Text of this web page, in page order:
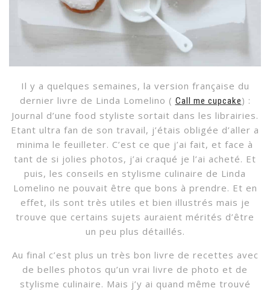
Il y a quelques semaines, la version française du
dernier livre de Linda Lomelino ( Call me cupcake) :
Journal d’une food styliste sortait dans les librairies.
Etant ultra fan de son travail, j’étais obligée d’aller a
minima le feuilleter. C’est ce que j’ai fait, et face à
tant de si jolies photos, j’ai craqué je l’ai acheté. Et
puis, les conseils en stylisme culinaire de Linda
Lomelino ne pouvait être que bons à prendre. Et en
effet, ils sont très utiles et bien illustrés mais je
trouve que certains sujets auraient mérités d’être
un peu plus détaillés.
Au final c’est plus un très bon livre de recettes avec
de belles photos qu’un vrai livre de photo et de
stylisme culinaire. Mais j’y ai quand même trouvé